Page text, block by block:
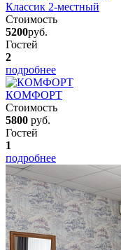
Классик 2-местный
Стоимость
5200руб.
Гостей
2
подробнее
КОМФОРТ
Стоимость
5800 руб.
Гостей
1
подробнее